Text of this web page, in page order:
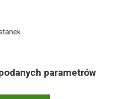
parametrów